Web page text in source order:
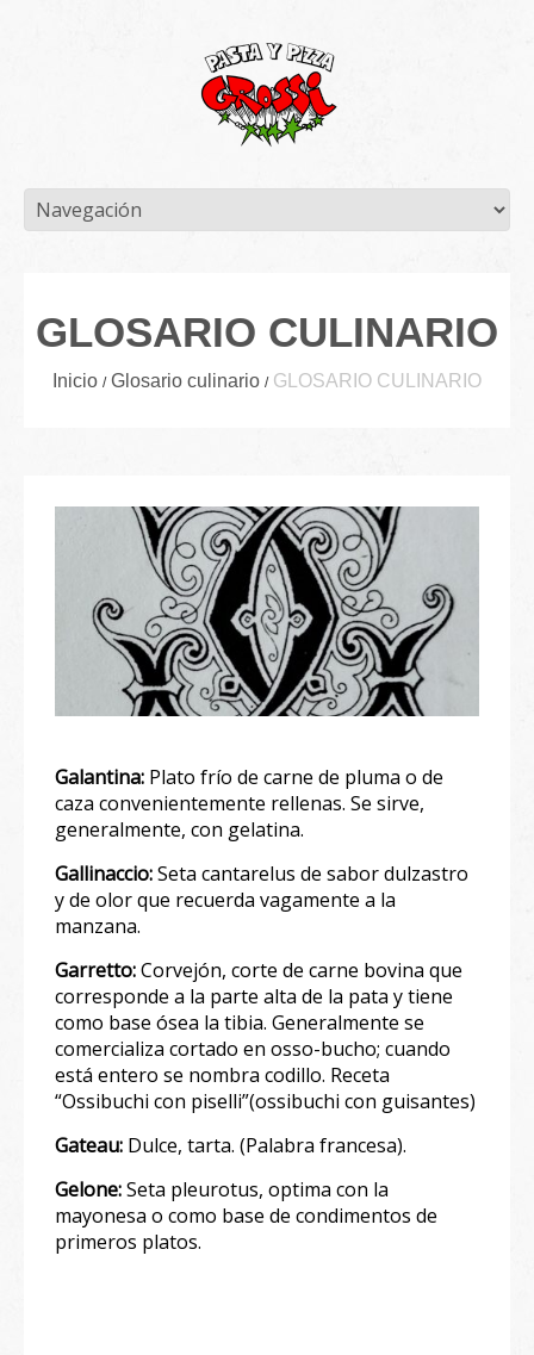
GLOSARIO CULINARIO
Inicio Glosario culinario GLOSARIO CULINARIO
Galantina: Plato frío de carne de pluma o de
caza convenientemente rellenas. Se sirve,
generalmente, con gelatina.
Gallinaccio:Seta cantarelus de sabor dulzastro
y de olor que recuerda vagamente a la
manzana.
Garretto:Corvejón, corte de carne bovina que
corresponde a la parte alta de la pata y tiene
como base ósea la tibia. Generalmente se
comercializa cortado en osso-bucho; cuando
está entero se nombra codillo. Receta
“Ossibuchi con piselli”(ossibuchi con guisantes)
Gateau: Dulce, tarta. (Palabra francesa).
Gelone:Seta pleurotus, optima con la
mayonesa o como base de condimentos de
primeros platos.